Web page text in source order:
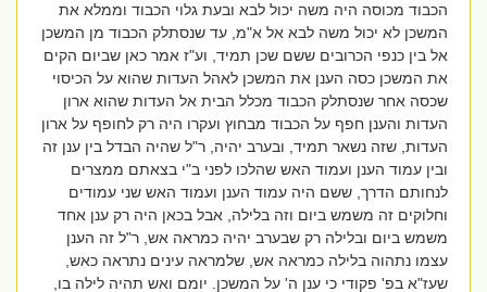
הכבוד מכוסה היה משה יכול לבא ובעת גלוי הכבוד וממלא את
המשכן לא יכול משה לבא אל א"מ, עד שנסתלק הכבוד מן המשכן
אל בין כנפי הכרובים ששם שכן תמיד, וע"ז אמר כאן שביום הקים
את המשכן כסה הענן את המשכן לאהל העדות שהוא על הכיסוי
שכסה אחר שנסתלק הכבוד מכלל הבית אל העדות שהוא ארון
העדות והענן חפף על הכבוד מבחוץ ועקרו היה רק לחופף על ארון
העדות, שזה נשאר תמיד, ובערב יהיה, ר"ל שהיה הבדל בין ענן זה
ובין עמוד הענן ועמוד האש שהלכו לפני ב"י בצאתם ממצרים
לנחותם הדרך, ששם היה עמוד הענן ועמוד האש שני עמודים
וחלוקים זה משמש ביום וזה בלילה, אבל בכאן היה רק ענן אחד
משמש ביום ובלילה רק שבערב יהיה כמראה אש, ר"ל זה הענן
עצמו נתהוה בלילה כמראה אש, שלמראה עינים נתראה כאש,
שעז"א בפ' פקודי כי ענן ה' על המשכן. יומם ואש תהיה לילה בו,